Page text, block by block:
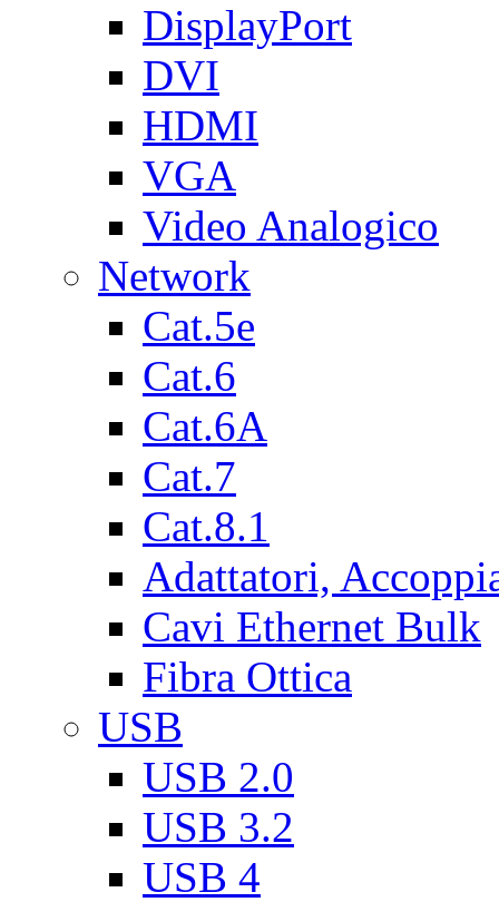
DisplayPort
DVI
HDMI
VGA
Video Analogico
Network
Cat.5e
Cat.6
Cat.6A
Cat.7
Cat.8.1
Adattatori,
Cavi Ethernet Bulk
Fibra Ottica
USB
USB 2.0
USB 3.2
USB 4